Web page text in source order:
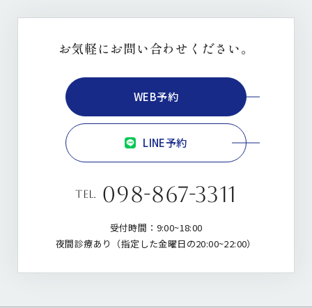
お気軽にお問い合わせください。
tel. 098-867-3311
受付時間：9:00~18:00
夜間診療あり（指定した金曜日の20:00~22:00）
WEB予約
LINE予約